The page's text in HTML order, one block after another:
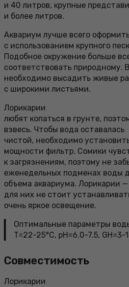
и 40 литров, крупные
и более литров.
Аквариум лучше всего
с использованием крупного
Подобное окружение больше
соответствовать природному.
необходимо высадить живые
с широкими листьями.
Лорикарии
любят копаться в грунте,
взвесь. Чтобы вода оставалась
чистой, необходимо
мощности фильтр. Сомики
к загрязнениям, поэтому не
еженедельных подменах воды
объема аквариума. Лорикарии
для них не стоит
очень яркое освещение.
Оптимальные параметры
Т=22-25°С, pH=6.0-7.5, GH=3-
Совместимость
Лорикарии